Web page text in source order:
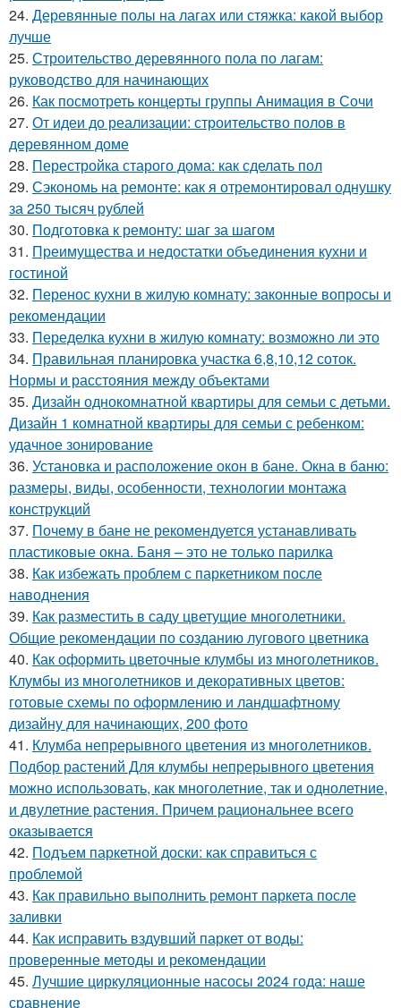
24. Деревянные полы на лагах или стяжка: какой выбор
лучше
25. Строительство деревянного пола по лагам:
руководство для начинающих
26. Как посмотреть концерты группы Анимация в Сочи
27. От идеи до реализации: строительство полов в
деревянном доме
28. Перестройка старого дома: как сделать пол
29. Сэкономь на ремонте: как я отремонтировал однушку
за 250 тысяч рублей
30. Подготовка к ремонту: шаг за шагом
31. Преимущества и недостатки объединения кухни и
гостиной
32. Перенос кухни в жилую комнату: законные вопросы и
рекомендации
33. Переделка кухни в жилую комнату: возможно ли это
34. Правильная планировка участка 6,8,10,12 соток.
Нормы и расстояния между объектами
35. Дизайн однокомнатной квартиры для семьи с детьми.
Дизайн 1 комнатной квартиры для семьи с ребенком:
удачное зонирование
36. Установка и расположение окон в бане. Окна в баню:
размеры, виды, особенности, технологии монтажа
конструкций
37. Почему в бане не рекомендуется устанавливать
пластиковые окна. Баня – это не только парилка
38. Как избежать проблем с паркетником после
наводнения
39. Как разместить в саду цветущие многолетники.
Общие рекомендации по созданию лугового цветника
40. Как оформить цветочные клумбы из многолетников.
Клумбы из многолетников и декоративных цветов:
готовые схемы по оформлению и ландшафтному
дизайну для начинающих, 200 фото
41. Клумба непрерывного цветения из многолетников.
Подбор растений Для клумбы непрерывного цветения
можно использовать, как многолетние, так и однолетние,
и двулетние растения. Причем рациональнее всего
оказывается
42. Подъем паркетной доски: как справиться с
проблемой
43. Как правильно выполнить ремонт паркета после
заливки
44. Как исправить вздувший паркет от воды:
проверенные методы и рекомендации
45. Лучшие циркуляционные насосы 2024 года: наше
сравнение